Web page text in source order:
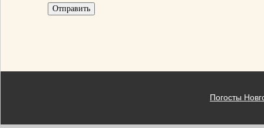
Погосты